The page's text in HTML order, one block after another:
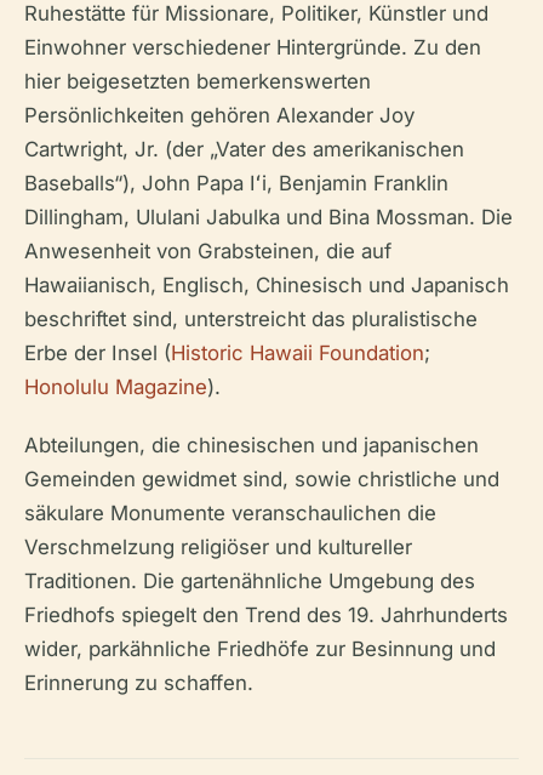
Ruhestätte für Missionare, Politiker, Künstler und
Einwohner verschiedener Hintergründe. Zu den
hier beigesetzten bemerkenswerten
Persönlichkeiten gehören Alexander Joy
Cartwright, Jr. (der „Vater des amerikanischen
Baseballs“), John Papa Iʻi, Benjamin Franklin
Dillingham, Ululani Jabulka und Bina Mossman. Die
Anwesenheit von Grabsteinen, die auf
Hawaiianisch, Englisch, Chinesisch und Japanisch
beschriftet sind, unterstreicht das pluralistische
Erbe der Insel (Historic Hawaii Foundation;
Honolulu Magazine).
Abteilungen, die chinesischen und japanischen
Gemeinden gewidmet sind, sowie christliche und
säkulare Monumente veranschaulichen die
Verschmelzung religiöser und kultureller
Traditionen. Die gartenähnliche Umgebung des
Friedhofs spiegelt den Trend des 19. Jahrhunderts
wider, parkähnliche Friedhöfe zur Besinnung und
Erinnerung zu schaffen.